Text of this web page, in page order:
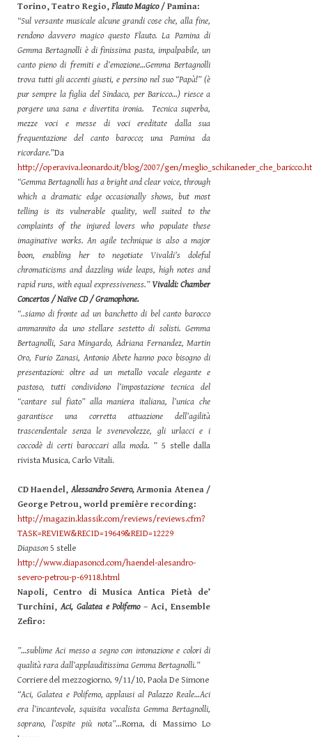
Torino, Teatro Regio, Flauto Magico/ Pamina:
“Sul versante musicale alcune grandi cose che, alla fine,
rendono davvero magico questo Flauto. La Pamina di
Gemma Bertagnolli è di finissima pasta, impalpabile, un
canto pieno di fremiti e d’emozione…Gemma Bertagnolli
trova tutti gli accenti giusti, e persino nel suo “Papà!” (è
pur sempre la figlia del Sindaco, per Baricco…) riesce a
porgere una sana e divertita ironia. Tecnica superba,
mezze voci e messe di voci ereditate dalla sua
frequentazione del canto barocco; una Pamina da
ricordare.”Da
http://operaviva.leonardo.it/blog/2007/gen/
“Gemma Bertagnolli has a bright and clear voice, through
which a dramatic edge occasionally shows, but most
telling is its vulnerable quality, well suited to the
complaints of the injured lovers who populate these
imaginative works. An agile technique is also a major
boon, enabling her to negotiate Vivaldi’s doleful
chromaticisms and dazzling wide leaps, high notes and
rapid runs, with equal expressiveness.”Vivaldi: Chamber
Concertos / Naïve CD / Gramophone.
“..siamo di fronte ad un banchetto di bel canto barocco
ammannito da uno stellare sestetto di solisti. Gemma
Bertagnolli, Sara Mingardo, Adriana Fernandez, Martin
Oro, Furio Zanasi, Antonio Abete hanno poco bisogno di
presentazioni: oltre ad un metallo vocale elegante e
pastoso, tutti condividono l’impostazione tecnica del
“cantare sul fiato” alla maniera italiana, l’unica che
garantisce una corretta attuazione dell’agilità
trascendentale senza le svenevolezze, gli urlacci e i
coccodè di certi baroccari alla moda. ” 5 stelle dalla
rivista Musica, Carlo Vitali.
CD Haendel,Alessandro Severo, Armonia Atenea /
George Petrou, world première recording:
http://magazin.klassik.com/reviews/reviews.cfm?
TASK=REVIEW&RECID=19649&REID=12229
Diapason5 stelle
http://www.diapasoncd.com/haendel-alesandro-
severo-petrou-p-69118.html
Napoli, Centro di Musica Antica Pietà de’
Turchini,Aci, Galatea e Polifemo– Aci, Ensemble
Zefiro:
”…sublime Aci messo a segno con intonazione e colori di
qualità rara dall’applauditissima Gemma Bertagnolli.”
Corriere del mezzogiorno, 9/11/10, Paola De Simone
“Aci, Galatea e Polifemo, applausi al Palazzo Reale…Aci
era l’incantevole, squisita vocalista Gemma Bertagnolli,
soprano, l’ospite più nota”…Roma, di Massimo Lo